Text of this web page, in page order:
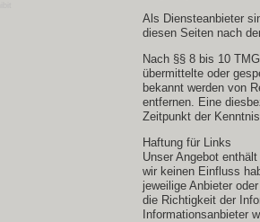
Als Diensteanbieter
diesen Seiten nach
Nach §§ 8 bis 10
übermittelte oder
bekannt werden von
entfernen. Eine
Zeitpunkt der
Haftung für Links
Unser Angebot
wir keinen Einfluss
jeweilige Anbieter
die Richtigkeit der
Informationsanbieter